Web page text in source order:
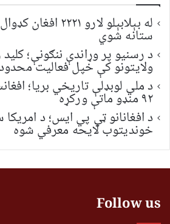
له بېلابېلو لارو
ستانه شوي
د رسنیو پر وړاندې ننګونې؛
ولایتونو کې خپل فعالیت
د ملي لوبډلې تاریخي بریا؛
۹۲ منډو ماتې ورکړه
د افغانانو ټي پي ایس؛ د
خونديتوب لایحه معرفي شوه
Follow us